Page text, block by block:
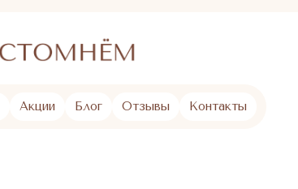
Акции Блог Отзывы Контакты